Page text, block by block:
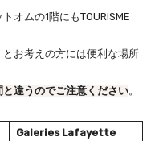
オムの1階にもTOURISME
とお考えの方には便利な場所
違うのでご注意ください。
Galeries Lafayette